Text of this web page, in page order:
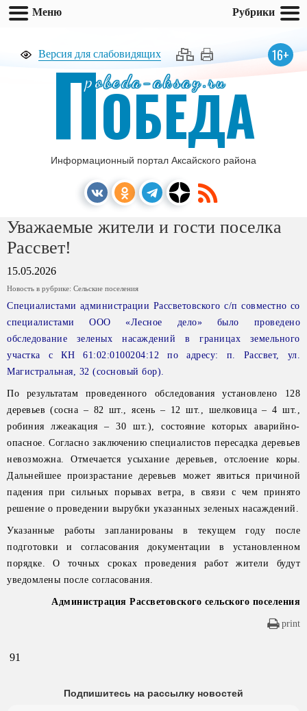
Версия для слабовидящих 16+
pobeda-aksay.ru
ПОБЕДА
Информационный портал Аксайского района
Уважаемые жители и гости поселка
Рассвет!
15.05.2026
Новость в рубрике: Сельские поселения
Специалистами администрации Рассветовского с/п совместно со
специалистами ООО «Лесное дело» было проведено
обследование зеленых насаждений в границах земельного
участка с КН 61:02:0100204:12 по адресу: п. Рассвет, ул.
Магистральная, 32 (сосновый бор).
По результатам проведенного обследования установлено 128
деревьев (сосна – 82 шт., ясень – 12 шт., шелковица – 4 шт.,
робиния лжеакация – 30 шт.), состояние которых аварийно-
опасное. Согласно заключению специалистов пересадка деревьев
невозможна. Отмечается усыхание деревьев, отслоение коры.
Дальнейшее произрастание деревьев может явиться причиной
падения при сильных порывах ветра, в связи с чем принято
решение о проведении вырубки указанных зеленых насаждений.
Указанные работы запланированы в текущем году после
подготовки и согласования документации в установленном
порядке. О точных сроках проведения работ жители будут
уведомлены после согласования.
Администрация Рассветовского сельского поселения
print
91
Подпишитесь на рассылку новостей
Меню Рубрики